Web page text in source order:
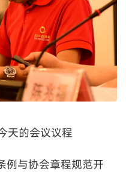
天的会议议程
例与协会章程规范开